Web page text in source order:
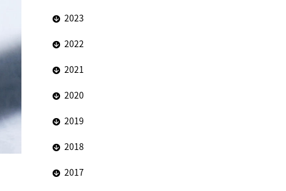
2023
2022
2021
2020
2019
2018
2017